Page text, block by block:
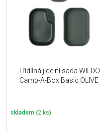
Třídílná jídelní sada WILDO
Camp-A-Box Basic OLIVE
skladem (2 ks)